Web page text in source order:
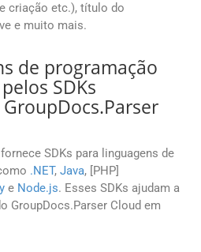
criação etc.), título do
e muito mais.
de programação
SDKs
SDKs para linguagens de
.NET, Java, [PHP]
e Node.js. Esses SDKs ajudam a
GroupDocs.Parser Cloud em